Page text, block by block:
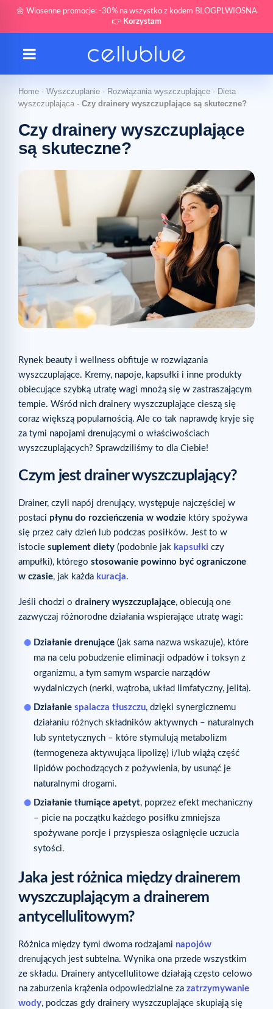
🌼 Wiosenne promocje: -30% na wszystko z kodem BLOGPLWIOSNA
👉 Korzystam
Home - Wyszczuplanie - Rozwiązania wyszczuplające - Dieta
wyszczuplająca - Czy drainery wyszczuplające są skuteczne?
Czy drainery wyszczuplające
są skuteczne?
Rynek beauty i wellness obfituje w rozwiązania
wyszczuplające. Kremy, napoje, kapsułki i inne produkty
obiecujące szybką utratę wagi mnożą się w zastraszającym
tempie. Wśród nich drainery wyszczuplające cieszą się
coraz większą popularnością. Ale co tak naprawdę kryje się
za tymi napojami drenującymi o właściwościach
wyszczuplających? Sprawdziliśmy to dla Ciebie!
Czym jest drainer wyszczuplający?
Drainer, czyli napój drenujący, występuje najczęściej w
postaci płynu do rozcieńczenia w wodzie który spożywa
się przez cały dzień lub podczas posiłków. Jest to w
istocie suplement diety (podobnie jak kapsułki czy
ampułki), którego stosowanie powinno być ograniczone
w czasie, jak każda kuracja.
Jeśli chodzi o drainery wyszczuplające, obiecują one
zazwyczaj różnorodne działania wspierające utratę wagi:
Działanie drenujące (jak sama nazwa wskazuje), które
ma na celu pobudzenie eliminacji odpadów i toksyn z
organizmu, a tym samym wsparcie narządów
wydalniczych (nerki, wątroba, układ limfatyczny, jelita).
Działanie spalacza tłuszczu, dzięki synergicznemu
działaniu różnych składników aktywnych – naturalnych
lub syntetycznych – które stymulują metabolizm
(termogeneza aktywująca lipolizę) i/lub wiążą część
lipidów pochodzących z pożywienia, by usunąć je
naturalnymi drogami.
Działanie tłumiące apetyt, poprzez efekt mechaniczny
– picie na początku każdego posiłku zmniejsza
spożywane porcje i przyspiesza osiągnięcie uczucia
sytości.
Jaka jest różnica między drainerem
wyszczuplającym a drainerem
antycellulitowym?
Różnica między tymi dwoma rodzajami napojów
drenujących jest subtelna. Wynika ona przede wszystkim
ze składu. Drainery antycellulitowe działają często celowo
na zaburzenia krążenia odpowiedzialne za zatrzymywanie
wody, podczas gdy drainery wyszczuplające skupiają się